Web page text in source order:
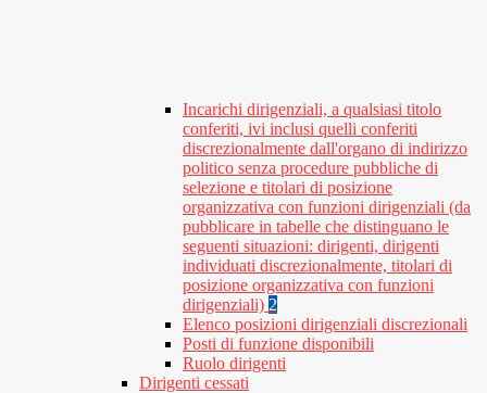
Incarichi dirigenziali, a qualsiasi titolo
conferiti, ivi inclusi quelli conferiti
discrezionalmente dall'organo di indirizzo
politico senza procedure pubbliche di
selezione e titolari di posizione
organizzativa con funzioni dirigenziali (da
pubblicare in tabelle che distinguano le
seguenti situazioni: dirigenti, dirigenti
individuati discrezionalmente, titolari di
posizione organizzativa con funzioni
dirigenziali) 2
Elenco posizioni dirigenziali discrezionali
Posti di funzione disponibili
Ruolo dirigenti
Dirigenti cessati